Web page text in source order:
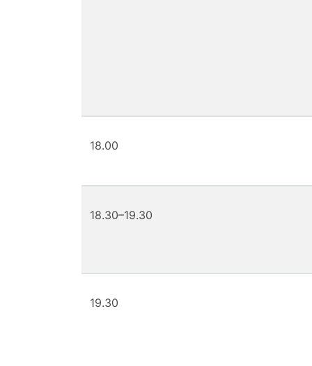
18.00
18.30–19.30
19.30